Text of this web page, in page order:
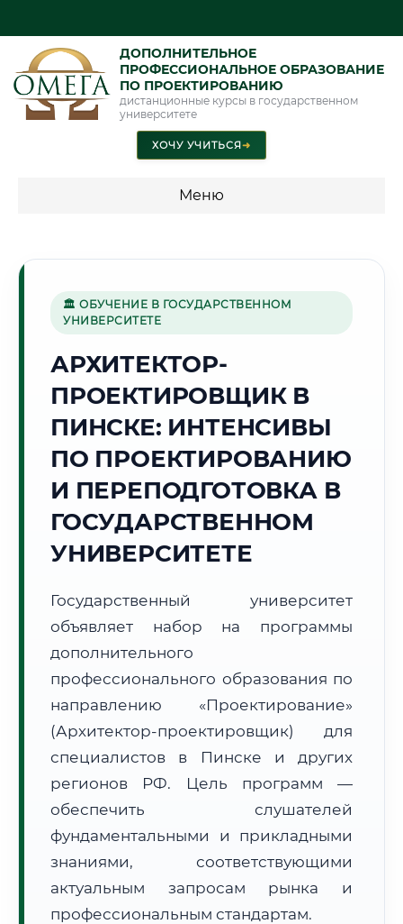
ДОПОЛНИТЕЛЬНОЕ
ПРОФЕССИОНАЛЬНОЕ ОБРАЗОВАНИЕ
ПО ПРОЕКТИРОВАНИЮ
дистанционные курсы в государственном
университете
ХОЧУ УЧИТЬСЯ➜
Меню
🌿
Г. ПИНСК
Точное местное время:
05:34:31
2026 г.
Погода в г. Пинск:☀️ +23°C ,Ясно
🌅 Восход:05:46
📍 Региональная справка
Субъект:
Тел. код:
+375 (165)
Почтовые индексы:
225710–225720
Часовой пояс:
🗺️ Зона обслуживания: г. Пинск
🏛 ОБУЧЕНИЕ В ГОСУДАРСТВЕННОМ
УНИВЕРСИТЕТЕ
АРХИТЕКТОР-
ПРОЕКТИРОВЩИК В
ПИНСКЕ: ИНТЕНСИВЫ
ПО ПРОЕКТИРОВАНИЮ
И ПЕРЕПОДГОТОВКА В
ГОСУДАРСТВЕННОМ
УНИВЕРСИТЕТЕ
Государственный университет
объявляет набор на программы
дополнительного
профессионального образования по
направлению «Проектирование»
(Архитектор-проектировщик) для
специалистов в Пинске и других
регионов РФ. Цель программ —
обеспечить слушателей
фундаментальными и прикладными
знаниями, соответствующими
актуальным запросам рынка и
профессиональным стандартам.